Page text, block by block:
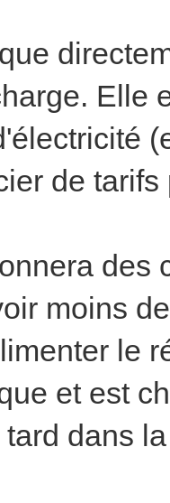
Elle
de
des
moins
le
et est
dans